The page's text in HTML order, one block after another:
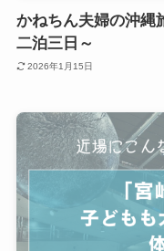
かねちん夫婦の沖縄
二泊三日～
2026年1月15日